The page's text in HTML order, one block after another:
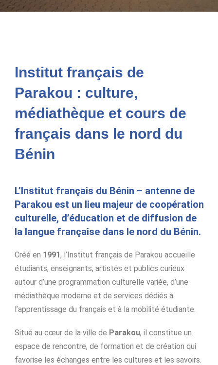
Institut français de
Parakou : culture,
médiathèque et cours de
français dans le nord du
Bénin
L’Institut français du Bénin – antenne de
Parakou est un lieu majeur de coopération
culturelle, d’éducation et de diffusion de
la langue française dans le nord du Bénin.
Créé en 1991, l’Institut français de Parakou accueille
étudiants, enseignants, artistes et publics curieux
autour d’une programmation culturelle variée, d’une
médiathèque moderne et de services dédiés à
l’apprentissage du français et à la mobilité étudiante.
Situé au cœur de la ville de Parakou, il constitue un
espace de rencontre, de formation et de création qui
favorise les échanges entre les cultures et les savoirs.